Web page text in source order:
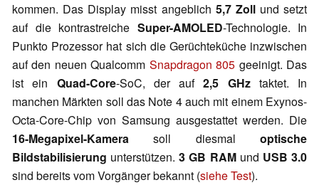
kommen. Das Display misst angeblich 5,7 Zollund setzt
auf die kontrastreiche Super-AMOLED-Technologie. In
Punkto Prozessor hat sich die Gerüchteküche inzwischen
auf den neuen Qualcomm Snapdragon 805 geeinigt. Das
ist ein Quad-Core-SoC, der auf2,5 GHztaktet. In
manchen Märkten soll das Note 4 auch mit einem Exynos-
Octa-Core-Chip von Samsung ausgestattet werden. Die
16-Megapixel-Kamera soll diesmal optische
Bildstabilisierung unterstützen.3 GB RAMund USB 3.0
sind bereits vom Vorgänger bekannt (siehe Test).